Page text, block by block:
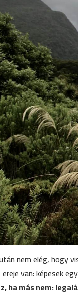
nem elég, hogy
ereje van: képesek
ha más nem: